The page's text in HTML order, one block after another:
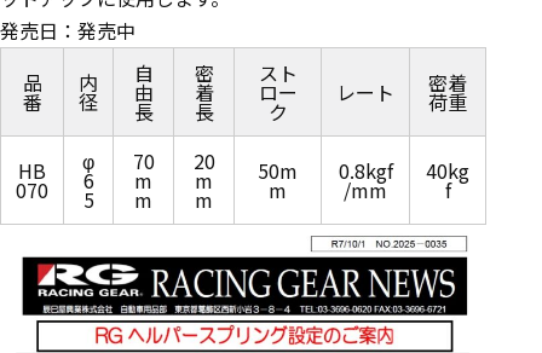
発売日：発売中
品
番
内
径
自
由
長
密
着
長
スト
ロー
ク
レート 密着
荷重
HB
070
φ
6
5
70
m
m
20
m
m
50m
m
0.8kgf
/mm
40kg
f